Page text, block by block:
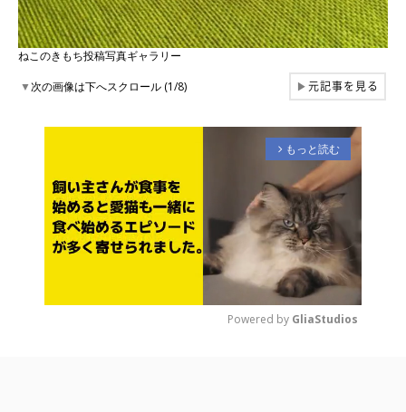
ねこのきもち投稿写真ギャラリー
▼次の画像は下へスクロール (1/8) ▶元記事を見る
arrow_forward_ios もっと読む
Powered by GliaStudios